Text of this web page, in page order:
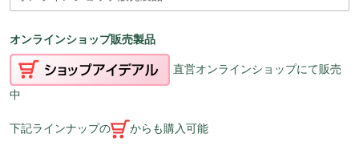
オンラインショップ販売製品
直営オンラインショップにて販売
中
下記ラインナップの からも購入可能